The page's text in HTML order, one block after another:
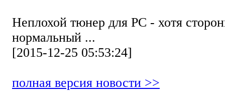
Неплохой тюнер для РС - хотя
нормальный ...
[2015-12-25 05:53:24]
полная версия новости >>